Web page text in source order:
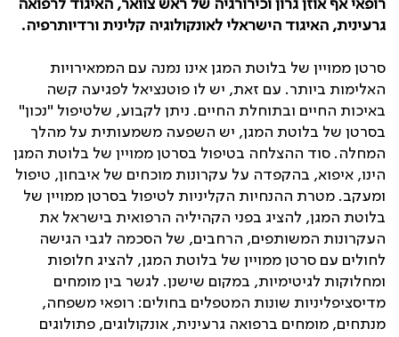
רופאי אף אוזן גרון וכירורגיה של ראש צוואר, האיגוד לרפואה
גרעינית, האיגוד הישראלי לאונקולוגיה קלינית ורדיותרפיה.
סרטן ממויין של בלוטת המגן אינו נמנה עם הממאירויות
האלימות ביותר. עם זאת, יש לו פוטנציאל לפגיעה קשה
באיכות החיים ובתוחלת החיים. ניתן לקבוע, שלטיפול "נכון"
בסרטן של בלוטת המגן, יש השפעה משמעותית על מהלך
המחלה. סוד ההצלחה בטיפול בסרטן ממויין של בלוטת המגן
הינו, איפוא, בהקפדה על עקרונות מוכחים של איבחון, טיפול
ומעקב. מטרת ההנחיות הקליניות לטיפול בסרטן ממויין של
בלוטת המגן, להציג בפני הקהיליה הרפואית בישראל את
העקרונות המשותפים, הרחבים, של הסכמה לגבי הגישה
לחולים עם סרטן ממויין של בלוטת המגן, להציג חלופות
ומחלוקות לגיטימיות, במקום שישנן. לגשר בין מומחים
מדיסציפליניות שונות המטפלים בחולים: רופאי משפחה,
מנתחים, מומחים ברפואה גרעינית, אונקולוגים, פתולוגים